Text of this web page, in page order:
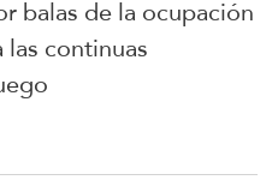
balas de la ocupación
continuas